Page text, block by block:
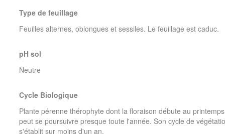
Type de feuillage
Feuilles alternes, oblongues et sessiles. Le feuillage est caduc.
pH sol
Neutre
Cycle Biologique
Plante pérenne thérophyte dont la floraison débute au
peut se poursuivre presque toute l'année. Son cycle de
s'établit sur moins d'un an.